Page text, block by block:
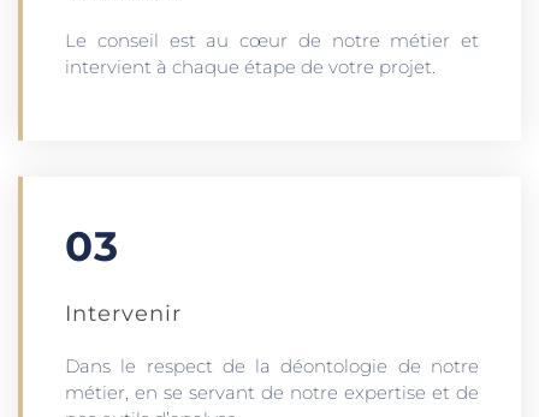
Le conseil est au cœur de notre métier et
intervient à chaque étape de votre projet.
03
Intervenir
Dans le respect de la déontologie de notre
métier, en se servant de notre expertise et de